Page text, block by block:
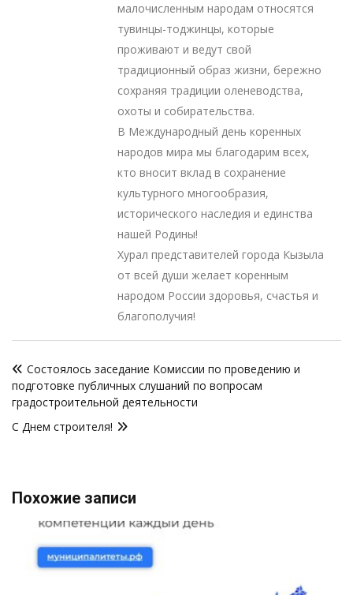
малочисленным народам относятся
тувинцы-тоджинцы, которые
проживают и ведут свой
традиционный образ жизни, бережно
сохраняя традиции оленеводства,
охоты и собирательства.
В Международный день коренных
народов мира мы благодарим всех,
кто вносит вклад в сохранение
культурного многообразия,
исторического наследия и единства
нашей Родины!
Хурал представителей города Кызыла
от всей души желает коренным
народом России здоровья, счастья и
благополучия!
по
записям
Состоялось заседание Комиссии по проведению и
подготовке публичных слушаний по вопросам
градостроительной деятельности
С Днем строителя!
Похожие записи